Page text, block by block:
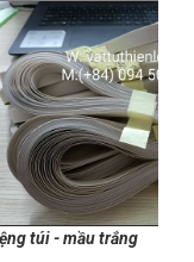
túi - mầu trắng